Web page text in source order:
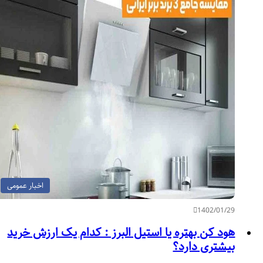
اخبار عمومی
1402/01/29
هود کن بهتره یا استیل البرز : کدام یک ارزش خرید
بیشتری دارد؟